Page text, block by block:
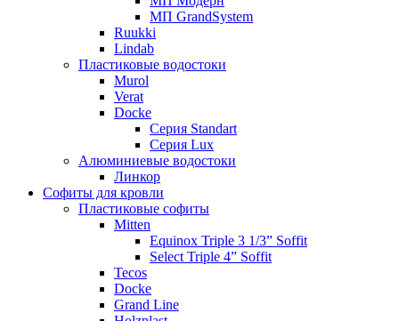
МП GrandSystem
Ruukki
Lindab
Пластиковые водостоки
Murol
Verat
Docke
Серия Standart
Серия Lux
Алюминиевые водостоки
Линкор
Софиты для кровли
Пластиковые софиты
Mitten
Equinox Triple 3 1/3” Soffit
Select Triple 4” Soffit
Tecos
Docke
Grand Line